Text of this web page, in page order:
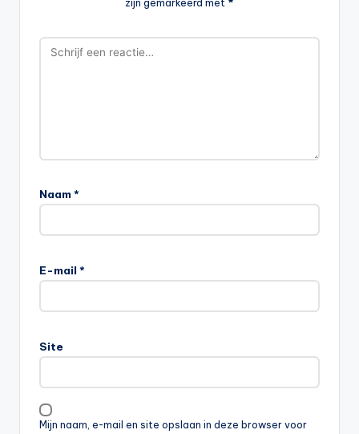
zijn gemarkeerd met *
Naam *
E-mail *
Site
Mijn naam, e-mail en site opslaan in deze browser voor